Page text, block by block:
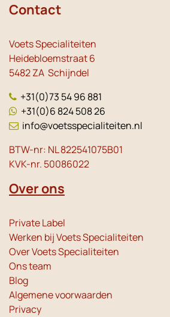
Contact
Voets Specialiteiten
Heidebloemstraat 6
5482 ZA Schijndel
+31(0)73 54 96 881
+31(0)6 824 508 26
info@voetsspecialiteiten.nl
BTW-nr: NL 822541075B01
KVK-nr. 50086022
Over ons
Private Label
Werken bij Voets Specialiteiten
Over Voets Specialiteiten
Ons team
Blog
Algemene voorwaarden
Privacy